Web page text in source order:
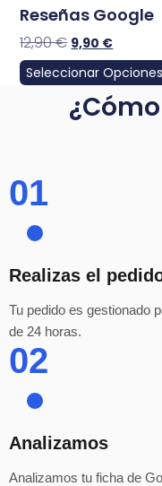
Reseñas Google
12,90€ 9,90 €
Seleccionar Opciones
01
Realizas el
Tu pedido es gestionado
de 24 horas.
02
Analizamos
Analizamos tu ficha de